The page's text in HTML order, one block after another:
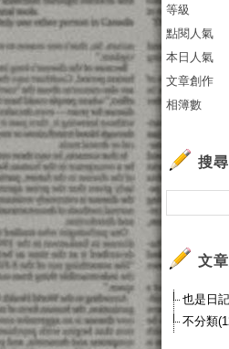
等級
點閱人氣
本日人氣
文章創作
相簿數
搜尋
文
也是日
不分類